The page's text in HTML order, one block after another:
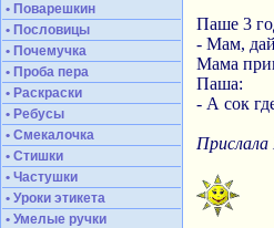
• Поварешкин
• Пословицы
• Почемучка
• Проба пера
• Раскраски
• Ребусы
• Смекалочка
• Стишки
• Частушки
• Уроки этикета
• Умелые ручки
Паше 3
- Мам,
Мама
Паша:
- А сок